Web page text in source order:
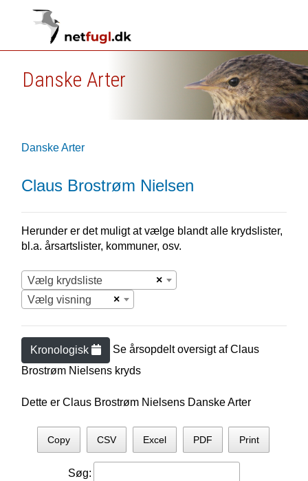
Danske Arter
Danske Arter
Claus Brostrøm Nielsen
Herunder er det muligt at vælge blandt alle krydslister,
bl.a. årsartslister, kommuner, osv.
×
Vælg krydsliste
×
Vælg visning
Kronologisk Se årsopdelt oversigt afClaus
Brostrøm Nielsens kryds
Dette er Claus Brostrøm Nielsens Danske Arter
Copy CSV Excel PDF Print
Søg: